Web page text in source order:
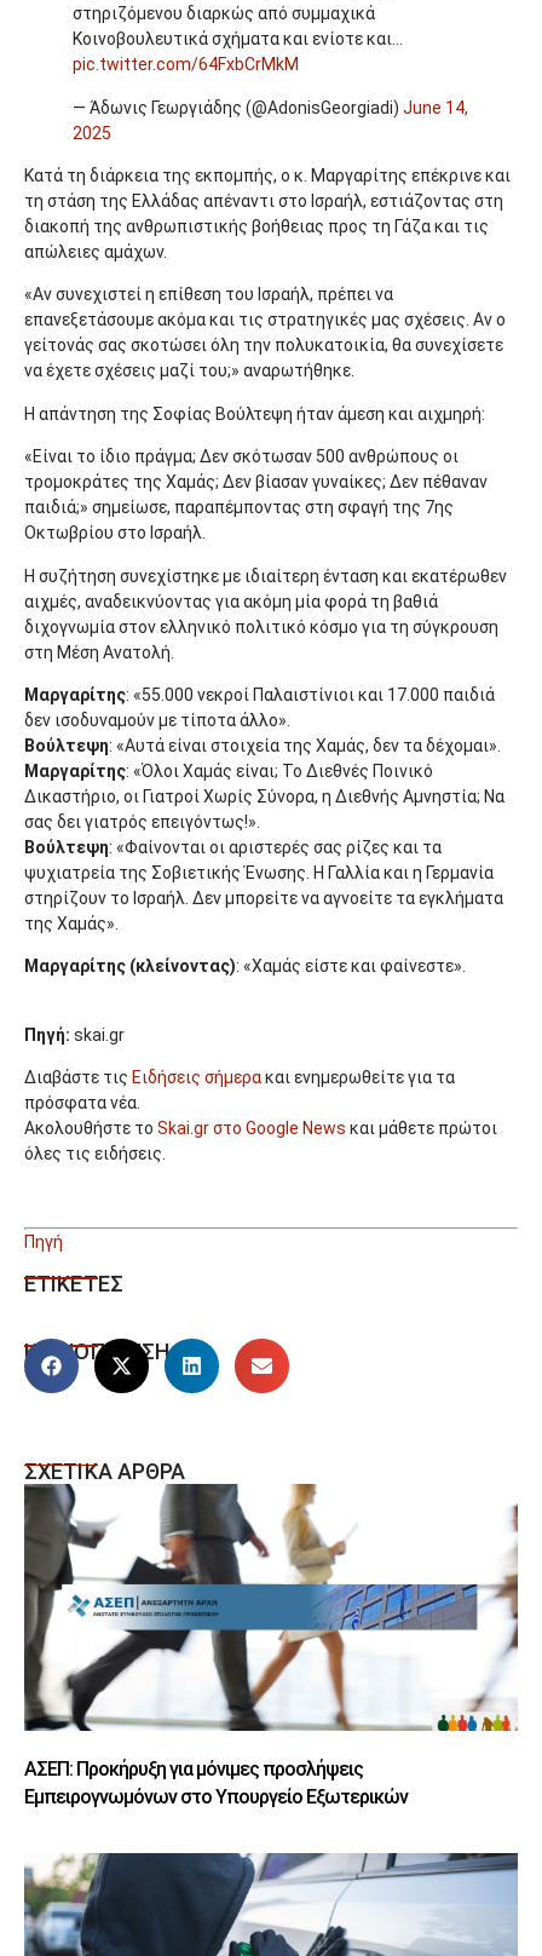
στηριζόμενου διαρκώς από συμμαχικά
Κοινοβουλευτικά σχήματα και ενίοτε και…
pic.twitter.com/64FxbCrMkM
— Άδωνις Γεωργιάδης (@AdonisGeorgiadi) June 14,
2025
Κατά τη διάρκεια της εκπομπής, ο κ. Μαργαρίτης επέκρινε και
τη στάση της Ελλάδας απέναντι στο Ισραήλ, εστιάζοντας στη
διακοπή της ανθρωπιστικής βοήθειας προς τη Γάζα και τις
απώλειες αμάχων.
«Αν συνεχιστεί η επίθεση του Ισραήλ, πρέπει να
επανεξετάσουμε ακόμα και τις στρατηγικές μας σχέσεις. Αν ο
γείτονάς σας σκοτώσει όλη την πολυκατοικία, θα συνεχίσετε
να έχετε σχέσεις μαζί του;» αναρωτήθηκε.
Η απάντηση της Σοφίας Βούλτεψη ήταν άμεση και αιχμηρή:
«Είναι το ίδιο πράγμα; Δεν σκότωσαν 500 ανθρώπους οι
τρομοκράτες της Χαμάς; Δεν βίασαν γυναίκες; Δεν πέθαναν
παιδιά;» σημείωσε, παραπέμποντας στη σφαγή της 7ης
Οκτωβρίου στο Ισραήλ.
Η συζήτηση συνεχίστηκε με ιδιαίτερη ένταση και εκατέρωθεν
αιχμές, αναδεικνύοντας για ακόμη μία φορά τη βαθιά
διχογνωμία στον ελληνικό πολιτικό κόσμο για τη σύγκρουση
στη Μέση Ανατολή.
Μαργαρίτης: «55.000 νεκροί Παλαιστίνιοι και 17.000 παιδιά
δεν ισοδυναμούν με τίποτα άλλο».
Βούλτεψη: «Αυτά είναι στοιχεία της Χαμάς, δεν τα δέχομαι».
Μαργαρίτης: «Όλοι Χαμάς είναι; Το Διεθνές Ποινικό
Δικαστήριο, οι Γιατροί Χωρίς Σύνορα, η Διεθνής Αμνηστία; Να
σας δει γιατρός επειγόντως!».
Βούλτεψη: «Φαίνονται οι αριστερές σας ρίζες και τα
ψυχιατρεία της Σοβιετικής Ένωσης. Η Γαλλία και η Γερμανία
στηρίζουν το Ισραήλ. Δεν μπορείτε να αγνοείτε τα εγκλήματα
της Χαμάς».
Μαργαρίτης (κλείνοντας): «Χαμάς είστε και φαίνεστε».
Πηγή: skai.gr
Διαβάστε τις Ειδήσεις σήμερακαι ενημερωθείτε για τα
πρόσφατα νέα.
Ακολουθήστε το Skai.gr στο Google News και μάθετε πρώτοι
όλες τις ειδήσεις.
Πηγή
ΕΤΙΚΕΤΕΣ
ΚΟΙΝΟΠΟΙΗΣΗ
ΣΧΕΤΙΚΑ ΑΡΘΡΑ
ΑΣΕΠ: Προκήρυξη για μόνιμες προσλήψεις
Εμπειρογνωμόνων στο Υπουργείο Εξωτερικών